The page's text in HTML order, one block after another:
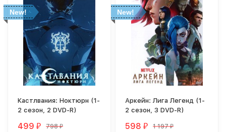
New!
Кастлвания: Ноктюрн (1-
2 сезон, 2 DVD-R)
499₽ 798₽
New!
Аркейн: Лига Легенд (1-
2 сезон, 3 DVD-R)
598₽ 1 197₽